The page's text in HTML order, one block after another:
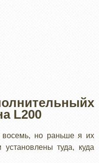
L200
но раньше я их
туда, куда